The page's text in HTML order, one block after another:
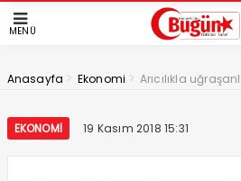
MENÜ
Anasayfa > Ekonomi > Arıcılıkla
EKONOMI 19 Kasım 2018 15:31